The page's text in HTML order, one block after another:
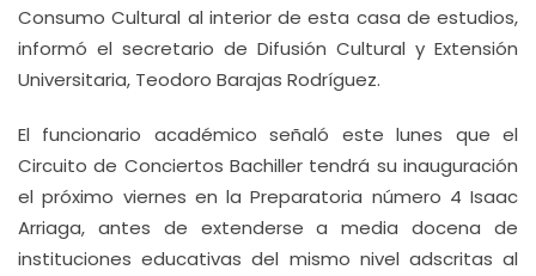
Consumo Cultural al interior de esta casa de estudios,
informó el secretario de Difusión Cultural y Extensión
Universitaria, Teodoro Barajas Rodríguez.
El funcionario académico señaló este lunes que el
Circuito de Conciertos Bachiller tendrá su inauguración
el próximo viernes en la Preparatoria número 4 Isaac
Arriaga, antes de extenderse a media docena de
instituciones educativas del mismo nivel adscritas al